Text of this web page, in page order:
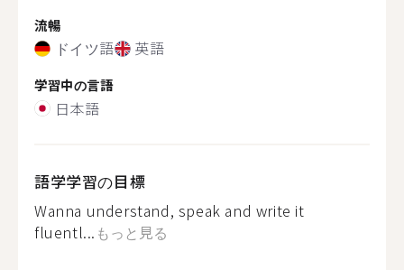
流暢
ドイツ語 英語
学習中の言語
日本語
語学学習の目標
Wanna understand, speak and write it
fluentl... もっと見る